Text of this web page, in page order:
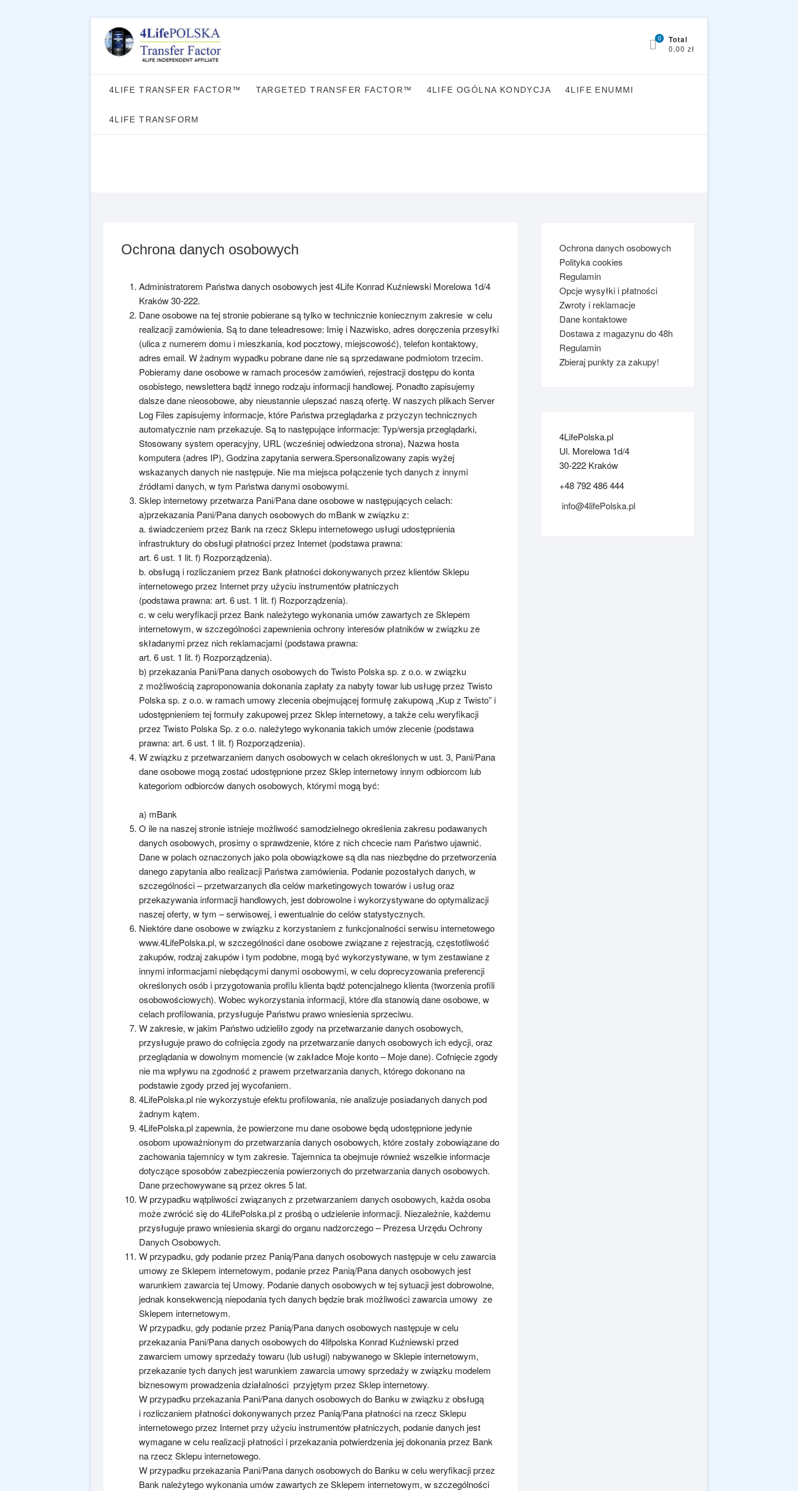
content
0 Total
0,00 zł
4LIFE TRANSFER FACTOR™ TARGETED TRANSFER FACTOR™ 4LIFE OGÓLNA KONDYCJA 4LIFE ENUMMI
4LIFE TRANSFORM
Ochrona danych osobowych
Administratorem Państwa danych osobowych jest 4Life Konrad Kuźniewski Morelowa 1d/4
Kraków 30-222.
Dane osobowe na tej stronie pobierane są tylko w technicznie koniecznym zakresie w celu
realizacji zamówienia. Są to dane teleadresowe: Imię i Nazwisko, adres doręczenia przesyłki
(ulica z numerem domu i mieszkania, kod pocztowy, miejscowość), telefon kontaktowy,
adres email. W żadnym wypadku pobrane dane nie są sprzedawane podmiotom trzecim.
Pobieramy dane osobowe w ramach procesów zamówień, rejestracji dostępu do konta
osobistego, newslettera bądź innego rodzaju informacji handlowej. Ponadto zapisujemy
dalsze dane nieosobowe, aby nieustannie ulepszać naszą ofertę. W naszych plikach Server
Log Files zapisujemy informacje, które Państwa przeglądarka z przyczyn technicznych
automatycznie nam przekazuje. Są to następujące informacje: Typ/wersja przeglądarki,
Stosowany system operacyjny, URL (wcześniej odwiedzona strona), Nazwa hosta
komputera (adres IP), Godzina zapytania serwera.Spersonalizowany zapis wyżej
wskazanych danych nie następuje. Nie ma miejsca połączenie tych danych z innymi
źródłami danych, w tym Państwa danymi osobowymi.
Sklep internetowy przetwarza Pani/Pana dane osobowe w następujących celach:
a)przekazania Pani/Pana danych osobowych do mBank w związku z:
a. świadczeniem przez Bank na rzecz Sklepu internetowego usługi udostępnienia
infrastruktury do obsługi płatności przez Internet (podstawa prawna:
art. 6 ust. 1 lit. f) Rozporządzenia).
b. obsługą i rozliczaniem przez Bank płatności dokonywanych przez klientów Sklepu
internetowego przez Internet przy użyciu instrumentów płatniczych
(podstawa prawna: art. 6 ust. 1 lit. f) Rozporządzenia).
c. w celu weryfikacji przez Bank należytego wykonania umów zawartych ze Sklepem
internetowym, w szczególności zapewnienia ochrony interesów płatników w związku ze
składanymi przez nich reklamacjami (podstawa prawna:
art. 6 ust. 1 lit. f) Rozporządzenia).
b) przekazania Pani/Pana danych osobowych do Twisto Polska sp. z o.o. w związku
z możliwością zaproponowania dokonania zapłaty za nabyty towar lub usługę przez Twisto
Polska sp. z o.o. w ramach umowy zlecenia obejmującej formułę zakupową „Kup z Twisto” i
udostępnieniem tej formuły zakupowej przez Sklep internetowy, a także celu weryfikacji
przez Twisto Polska Sp. z o.o. należytego wykonania takich umów zlecenie (podstawa
prawna: art. 6 ust. 1 lit. f) Rozporządzenia).
W związku z przetwarzaniem danych osobowych w celach określonych w ust. 3, Pani/Pana
dane osobowe mogą zostać udostępnione przez Sklep internetowy innym odbiorcom lub
kategoriom odbiorców danych osobowych, którymi mogą być:
a) mBank
O ile na naszej stronie istnieje możliwość samodzielnego określenia zakresu podawanych
danych osobowych, prosimy o sprawdzenie, które z nich chcecie nam Państwo ujawnić.
Dane w polach oznaczonych jako pola obowiązkowe są dla nas niezbędne do przetworzenia
danego zapytania albo realizacji Państwa zamówienia. Podanie pozostałych danych, w
szczególności – przetwarzanych dla celów marketingowych towarów i usług oraz
przekazywania informacji handlowych, jest dobrowolne i wykorzystywane do optymalizacji
naszej oferty, w tym – serwisowej, i ewentualnie do celów statystycznych.
Niektóre dane osobowe w związku z korzystaniem z funkcjonalności serwisu internetowego
www.4LifePolska.pl, w szczególności dane osobowe związane z rejestracją, częstotliwość
zakupów, rodzaj zakupów i tym podobne, mogą być wykorzystywane, w tym zestawiane z
innymi informacjami niebędącymi danymi osobowymi, w celu doprecyzowania preferencji
określonych osób i przygotowania profilu klienta bądź potencjalnego klienta (tworzenia profili
osobowościowych). Wobec wykorzystania informacji, które dla stanowią dane osobowe, w
celach profilowania, przysługuje Państwu prawo wniesienia sprzeciwu.
W zakresie, w jakim Państwo udzieliło zgody na przetwarzanie danych osobowych,
przysługuje prawo do cofnięcia zgody na przetwarzanie danych osobowych ich edycji, oraz
przeglądania w dowolnym momencie (w zakładce Moje konto – Moje dane). Cofnięcie zgody
nie ma wpływu na zgodność z prawem przetwarzania danych, którego dokonano na
podstawie zgody przed jej wycofaniem.
4LifePolska.pl nie wykorzystuje efektu profilowania, nie analizuje posiadanych danych pod
żadnym kątem.
4LifePolska.pl zapewnia, że powierzone mu dane osobowe będą udostępnione jedynie
osobom upoważnionym do przetwarzania danych osobowych, które zostały zobowiązane do
zachowania tajemnicy w tym zakresie. Tajemnica ta obejmuje również wszelkie informacje
dotyczące sposobów zabezpieczenia powierzonych do przetwarzania danych osobowych.
Dane przechowywane są przez okres 5 lat.
W przypadku wątpliwości związanych z przetwarzaniem danych osobowych, każda osoba
może zwrócić się do 4LifePolska.pl z prośbą o udzielenie informacji. Niezależnie, każdemu
przysługuje prawo wniesienia skargi do organu nadzorczego – Prezesa Urzędu Ochrony
Danych Osobowych.
W przypadku, gdy podanie przez Panią/Pana danych osobowych następuje w celu zawarcia
umowy ze Sklepem internetowym, podanie przez Panią/Pana danych osobowych jest
warunkiem zawarcia tej Umowy. Podanie danych osobowych w tej sytuacji jest dobrowolne,
jednak konsekwencją niepodania tych danych będzie brak możliwości zawarcia umowy ze
Sklepem internetowym.
W przypadku, gdy podanie przez Panią/Pana danych osobowych następuje w celu
przekazania Pani/Pana danych osobowych do 4lifpolska Konrad Kuźniewski przed
zawarciem umowy sprzedaży towaru (lub usługi) nabywanego w Sklepie internetowym,
przekazanie tych danych jest warunkiem zawarcia umowy sprzedaży w związku modelem
biznesowym prowadzenia działalności przyjętym przez Sklep internetowy.
W przypadku przekazania Pani/Pana danych osobowych do Banku w związku z obsługą
i rozliczaniem płatności dokonywanych przez Panią/Pana płatności na rzecz Sklepu
internetowego przez Internet przy użyciu instrumentów płatniczych, podanie danych jest
wymagane w celu realizacji płatności i przekazania potwierdzenia jej dokonania przez Bank
na rzecz Sklepu internetowego.
W przypadku przekazania Pani/Pana danych osobowych do Banku w celu weryfikacji przez
Bank należytego wykonania umów zawartych ze Sklepem internetowym, w szczególności
Ochrona danych osobowych
Polityka cookies
Regulamin
Opcje wysyłki i płatności
Zwroty i reklamacje
Dane kontaktowe
Dostawa z magazynu do 48h
Regulamin
Zbieraj punkty za zakupy!
4LifePolska.pl
Ul. Morelowa 1d/4
30-222 Kraków
+48 792 486 444
info@4lifePolska.pl